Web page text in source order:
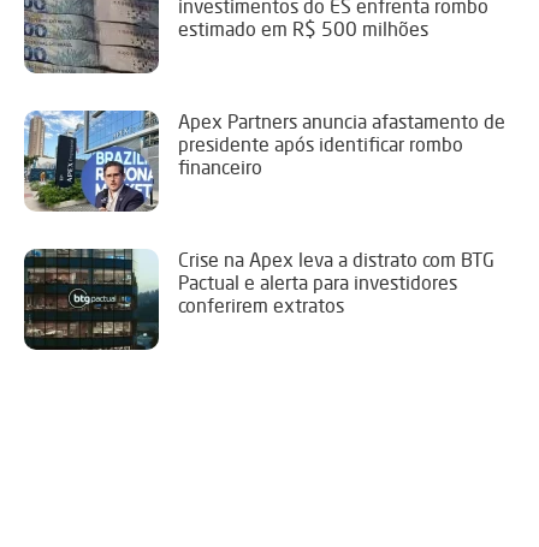
investimentos do ES enfrenta rombo
estimado em R$ 500 milhões
Apex Partners anuncia afastamento de
presidente após identificar rombo
financeiro
Crise na Apex leva a distrato com BTG
Pactual e alerta para investidores
conferirem extratos